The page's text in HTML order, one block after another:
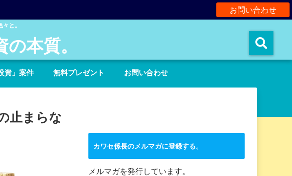
お問い合わせ
と。
本質。
資」案件 無料プレゼント お問い合わせ
止まらな
カワセ係長のメルマガに登録する。
メルマガを発行しています。